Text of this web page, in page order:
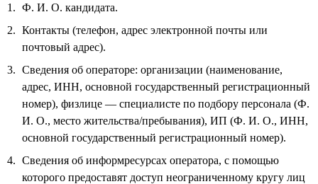
Ф. И. О. кандидата.
Контакты (телефон, адрес электронной почты или
почтовый адрес).
Сведения об операторе: организации (наименование,
адрес, ИНН, основной государственный регистрационный
номер), физлице — специалисте по подбору персонала (Ф.
И. О., место жительства/пребывания), ИП (Ф. И. О., ИНН,
основной государственный регистрационный номер).
Сведения об информресурсах оператора, с помощью
которого предоставят доступ неограниченному кругу лиц